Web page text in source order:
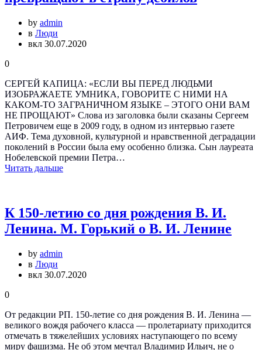
by admin
в Люди
вкл 30.07.2020
0
СЕРГЕЙ КАПИЦА: «ЕСЛИ ВЫ ПЕРЕД ЛЮДЬМИ
ИЗОБРАЖАЕТЕ УМНИКА, ГОВОРИТЕ С НИМИ НА
КАКОМ-ТО ЗАГРАНИЧНОМ ЯЗЫКЕ – ЭТОГО ОНИ ВАМ
НЕ ПРОЩАЮТ» Слова из заголовка были сказаны Сергеем
Петровичем еще в 2009 году, в одном из интервью газете
АИФ. Тема духовной, культурной и нравственной деградации
поколений в России была ему особенно близка. Сын лауреата
Нобелевской премии Петра…
Читать дальше
К 150-летию со дня рождения В. И.
Ленина. М. Горький о В. И. Ленине
by admin
в Люди
вкл 30.07.2020
0
От редакции РП. 150-летие со дня рождения В. И. Ленина —
великого вождя рабочего класса — пролетариату приходится
отмечать в тяжелейших условиях наступающего по всему
миру фашизма. Не об этом мечтал Владимир Ильич, не о